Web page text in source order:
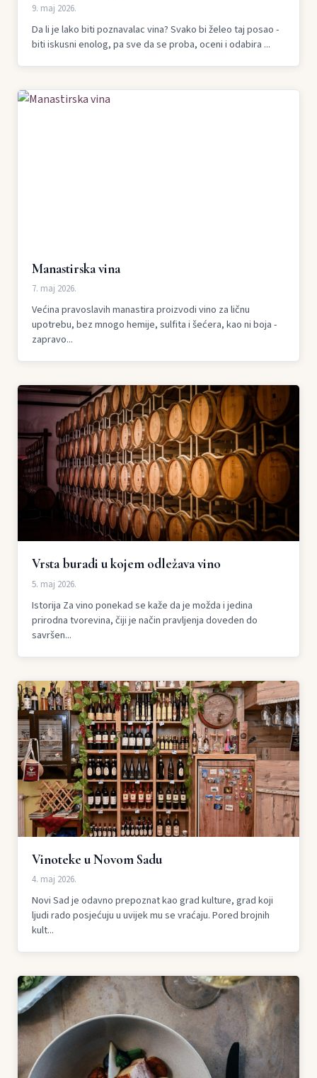
9. maj 2026.
Da li je lako biti poznavalac vina? Svako bi želeo taj posao -
biti iskusni enolog, pa sve da se proba, oceni i odabira ...
Manastirska vina
7. maj 2026.
Većina pravoslavih manastira proizvodi vino za ličnu
upotrebu, bez mnogo hemije, sulfita i šećera, kao ni boja -
zapravo...
Vrsta buradi u kojem odležava vino
5. maj 2026.
Istorija Za vino ponekad se kaže da je možda i jedina
prirodna tvorevina, čiji je način pravljenja doveden do
savršen...
Vinoteke u Novom Sadu
4. maj 2026.
Novi Sad je odavno prepoznat kao grad kulture, grad koji
ljudi rado posjećuju u uvijek mu se vraćaju. Pored brojnih
kult...